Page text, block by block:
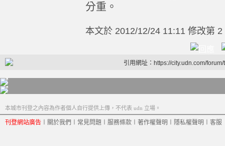
分重。
本文於 2012/12/24 11:11 修改第 2
引用網址：https://city.udn.com/
本城市刊登之內容為作者個人自行提供上傳，不代表 udn 立場。
刊登網站廣告 關於我們 常見問題 服務條款 著作權聲明 隱私權聲明 客服